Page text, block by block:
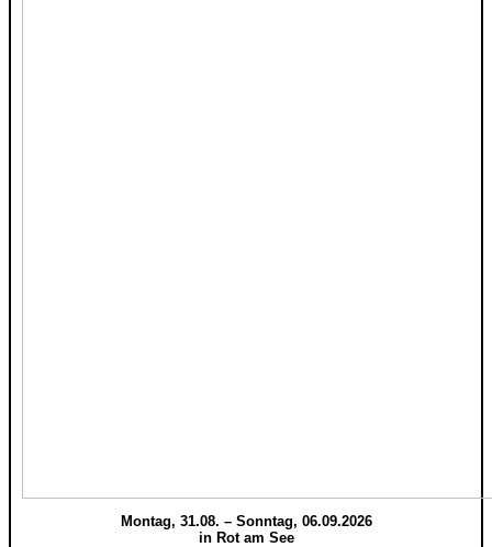
Montag, 31.08. – Sonntag, 06.09.2026
in Rot am See